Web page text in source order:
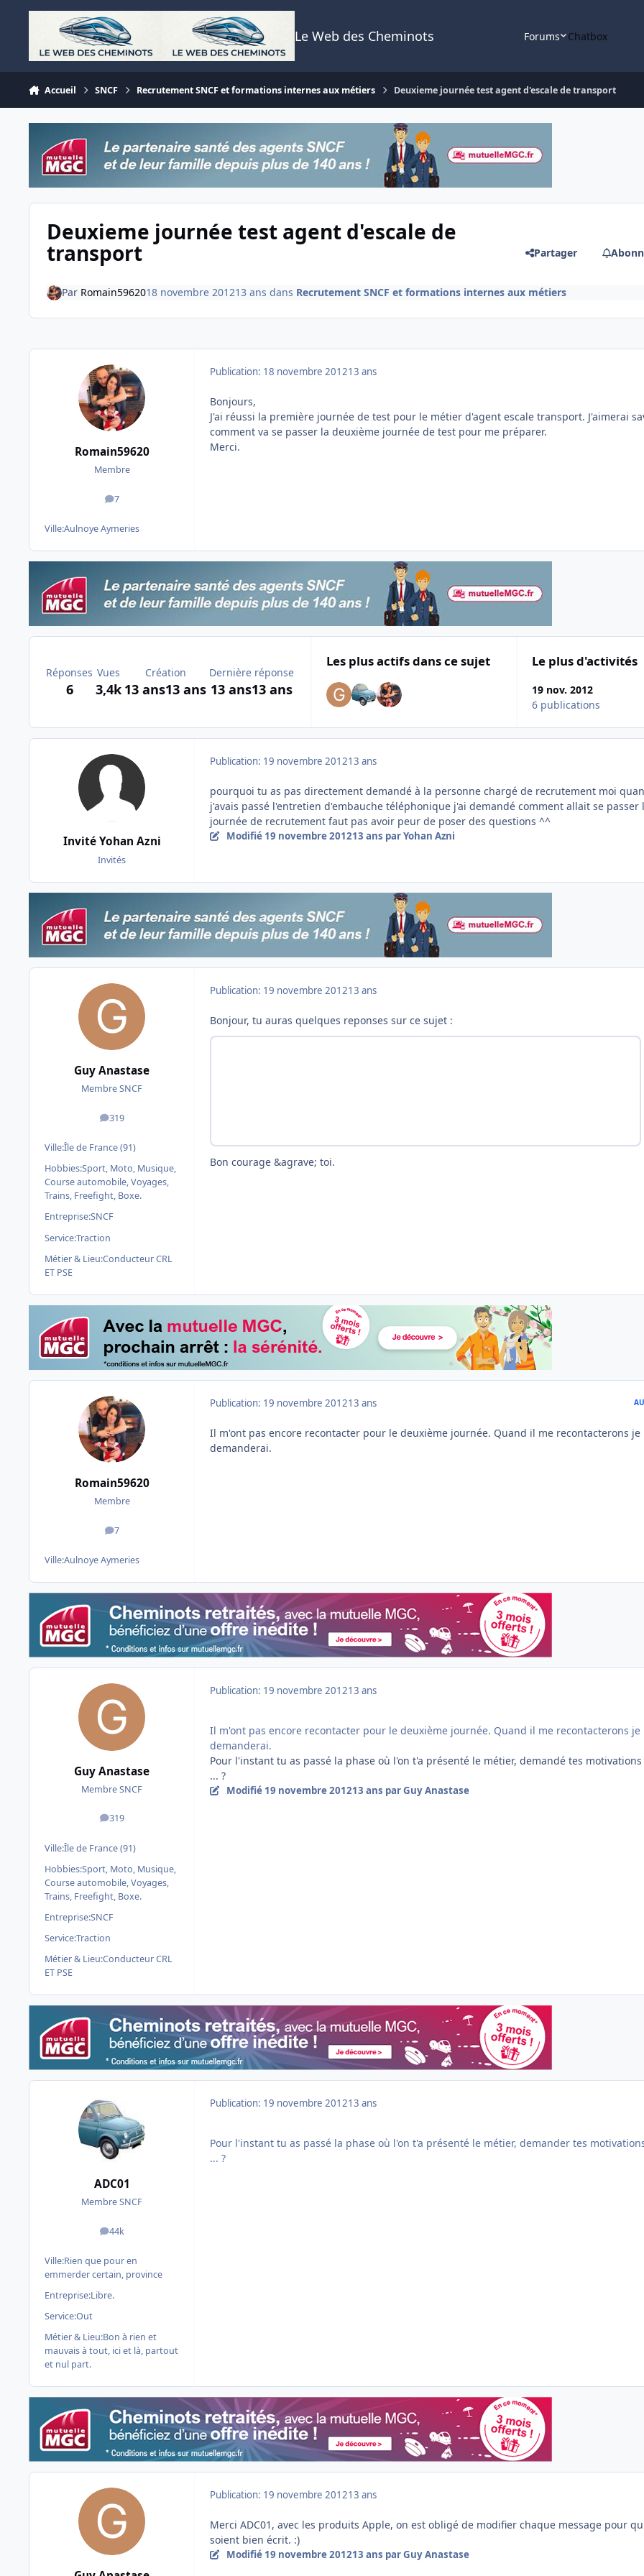
Aller au contenu
Le Web des Cheminots Forums Chatbox
Accueil SNCF Recrutement SNCF et formations internes aux métiers Deuxieme journée test agent d'escale de transport
Deuxieme journée test agent d'escale de
transport Partager
Par Romain5962018 novembre 201213 ans dans Recrutement SNCF et formations internes aux métiers
Romain59620
Membre
7
messages
Ville:Aulnoye Aymeries
Publication: 18 novembre 201213 ans
Bonjours,
J'ai réussi la première journée de test pour le métier d'agent escale transport. J'aimerai
comment va se passer la deuxième journée de test pour me préparer.
Merci.
Réponses
6
Vues
3,4k
Création
13 ans13 ans
Dernière réponse
13 ans13 ans
Les plus actifs dans ce sujet Le plus d'activités
19 nov. 2012
6 publications
Invité Yohan Azni
Invités
Publication: 19 novembre 201213 ans
pourquoi tu as pas directement demandé à la personne chargé de recrutement moi
j'avais passé l'entretien d'embauche téléphonique j'ai demandé comment allait se passer
journée de recrutement faut pas avoir peur de poser des questions ^^
Modifié 19 novembre 201213 ans par Yohan Azni
Guy Anastase
Membre SNCF
319
messages
Ville:Île de France (91)
Hobbies:Sport, Moto, Musique,
Course automobile, Voyages,
Trains, Freefight, Boxe.
Entreprise:SNCF
Service:Traction
Métier & Lieu:Conducteur CRL
ET PSE
Publication: 19 novembre 201213 ans
Bonjour, tu auras quelques reponses sur ce sujet :
Bon courage &agrave; toi.
Romain59620
Membre
7
messages
Ville:Aulnoye Aymeries
Publication: 19 novembre 201213 ans
Il m'ont pas encore recontacter pour le deuxième journée. Quand il me recontacterons je
demanderai.
Guy Anastase
Membre SNCF
319
messages
Ville:Île de France (91)
Hobbies:Sport, Moto, Musique,
Course automobile, Voyages,
Trains, Freefight, Boxe.
Entreprise:SNCF
Service:Traction
Métier & Lieu:Conducteur CRL
ET PSE
Publication: 19 novembre 201213 ans
Il m'ont pas encore recontacter pour le deuxième journée. Quand il me recontacterons je
demanderai.
Pour l'instant tu as passé la phase où l'on t'a présenté le métier, demandé tes
... ?
Modifié 19 novembre 201213 ans par Guy Anastase
ADC01
Membre SNCF
44k
messages
Ville:Rien que pour en
emmerder certain, province
Entreprise:Libre.
Service:Out
Métier & Lieu:Bon à rien et
mauvais à tout, ici et là, partout
et nul part.
Publication: 19 novembre 201213 ans
Pour l'instant tu as passé la phase où l'on t'a présenté le métier, demander tes
... ?
Publication: 19 novembre 201213 ans
Merci ADC01, avec les produits Apple, on est obligé de modifier chaque message pour
soient bien écrit. :)
Modifié 19 novembre 201213 ans par Guy Anastase